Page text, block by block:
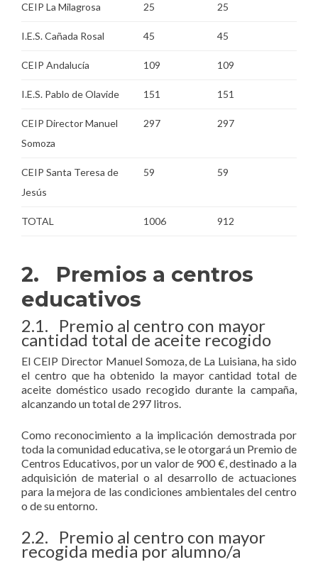
CEIP La Milagrosa 25 25
I.E.S. Cañada Rosal 45 45
CEIP Andalucía 109 109
I.E.S. Pablo de Olavide 151 151
CEIP Director Manuel
Somoza
297 297
CEIP Santa Teresa de
Jesús
59 59
TOTAL 1006 912
2. Premios a centros
educativos
2.1. Premio al centro con mayor
cantidad total de aceite recogido
El CEIP Director Manuel Somoza, de La Luisiana, ha sido
el centro que ha obtenido la mayor cantidad total de
aceite doméstico usado recogido durante la campaña,
alcanzando un total de 297 litros.
Como reconocimiento a la implicación demostrada por
toda la comunidad educativa, se le otorgará un Premio de
Centros Educativos, por un valor de 900 €, destinado a la
adquisición de material o al desarrollo de actuaciones
para la mejora de las condiciones ambientales del centro
o de su entorno.
2.2. Premio al centro con mayor
recogida media por alumno/a